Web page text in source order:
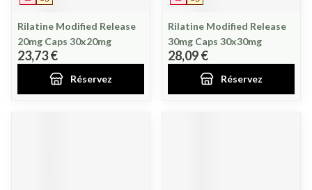
Rilatine Modified Release
20mg Caps 30x20mg
23,73 €
Réservez
Rilatine Modified Release
30mg Caps 30x30mg
28,09 €
Réservez